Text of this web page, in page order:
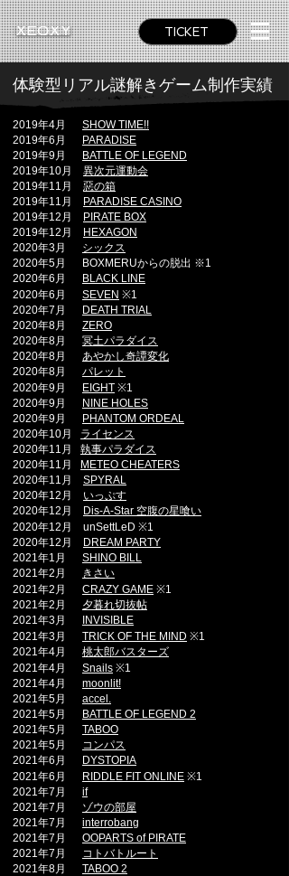
TICKET
体験型リアル謎解きゲーム制作実績
2019年4月 SHOW TIME!!
2019年6月
PARADISE
2019年9月
BATTLE OF LEGEND
2019年10月 異次元運動会
2019年11 月 惡の箱
2019年11 月
PARADISE CASINO
2019年12 月
PIRATE BOX
2019年12月
HEXAGON
2020年3月 シックス
2020年5月 BOXMERUからの脱出 ※1
2020年6 月
BLACK LINE
2020年6 月 SEVEN ※1
2020年7 月
DEATH TRIAL
2020年8月 ZERO
2020年8月 冥土パラダイス
2020年8月 あやかし奇譚変化
2020年8月 パレット
2020年9月
EIGHT ※1
2020年9月
NINE HOLES
2020年9月
PHANTOM ORDEAL
2020年10月 ライセンス
2020年11月 執事パラダイス
2020年11 月
METEO CHEATERS
2020年11 月 SPYRAL
2020年12 月 いっぷす
2020年12 月
Dis-A-Star 空腹の星喰い
2020年12 月 unSettLeD ※1
2020年12 月
DREAM PARTY
2021年1 月 SHINO BILL
2021年2 月 きさい
2021年2 月 CRAZY GAME ※1
2021年2 月 夕暮れ切抜帖
2021年3月
INVISIBLE
2021年3月 TRICK OF THE MIND ※1
2021年4月 桃太郎バスターズ
2021年4月 Snails ※1
2021年4月 moonlit!
2021年5月 accel.
2021年5月
BATTLE OF LEGEND 2
2021年5月 TABOO
2021年5月 コンパス
2021年6 月
DYSTOPIA
2021年6 月 RIDDLE FIT ONLINE ※1
2021年7 月 if
2021年7 月 ゾウの部屋
2021年7 月 interrobang
2021年7 月 OOPARTS of PIRATE
2021年7 月 コトバトルート
2021年8月 TABOO 2